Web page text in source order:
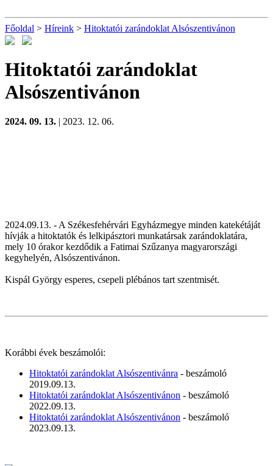
Főoldal > Híreink > Hitoktatói zarándoklat Alsószentivánon
Hitoktatói zarándoklat
Alsószentivánon
2024. 09. 13. | 2023. 12. 06.
2024.09.13. - A Székesfehérvári Egyházmegye minden katekétáját
hívják a hitoktatók és lelkipásztori munkatársak zarándoklatára,
mely 10 órakor kezdődik a Fatimai Szűzanya magyarországi
kegyhelyén, Alsószentivánon.
Kispál György esperes, csepeli plébános tart szentmisét.
Korábbi évek beszámolói:
Hitoktatói zarándoklat Alsószentivánra - beszámoló
2019.09.13.
Hitoktatói zarándoklat Alsószentivánon - beszámoló
2022.09.13.
Hitoktatói zarándoklat Alsószentivánon - beszámoló
2023.09.13.